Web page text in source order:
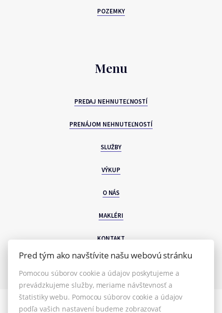
POZEMKY
Menu
PREDAJ NEHNUTEĽNOSTÍ
PRENÁJOM NEHNUTEĽNOSTÍ
SLUŽBY
VÝKUP
O NÁS
MAKLÉRI
KONTAKT
Pred tým ako navštívite našu webovú stránku
Pomocou súborov cookie a údajov poskytujeme a
prevádzkujeme služby, meriame návštevnosť a
štatistiky webu. Pomocou súborov cookie a údajov
podľa vašich nastavení budeme zobrazovať